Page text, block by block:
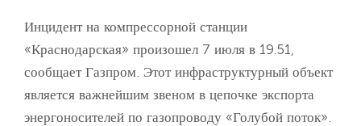
Инцидент на компрессорной станции
«Краснодарская» произошел 7 июля в 19.51,
сообщает Газпром. Этот инфраструктурный объект
является важнейшим звеном в цепочке экспорта
энергоносителей по газопроводу «Голубой поток».